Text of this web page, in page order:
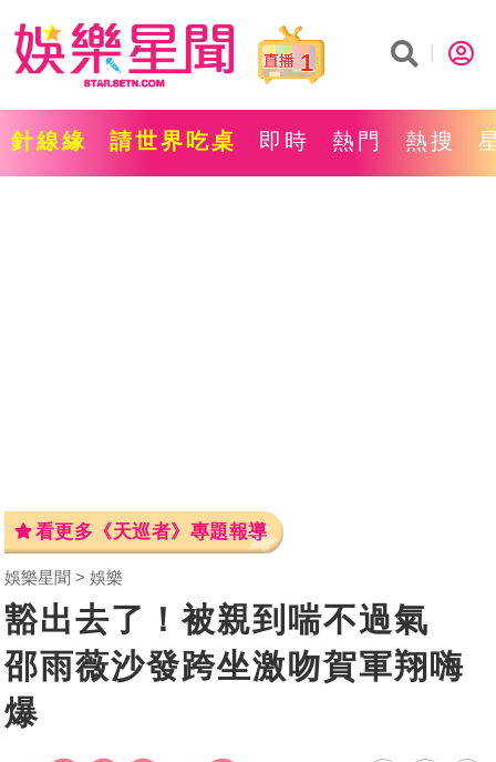
1
針線緣 請世界吃桌 即時 熱門 熱搜
看更多《天巡者》專題報導
娛樂星聞 娛樂
豁出去了！被親到喘不過氣
邵雨薇沙發跨坐激吻賀軍翔嗨
爆